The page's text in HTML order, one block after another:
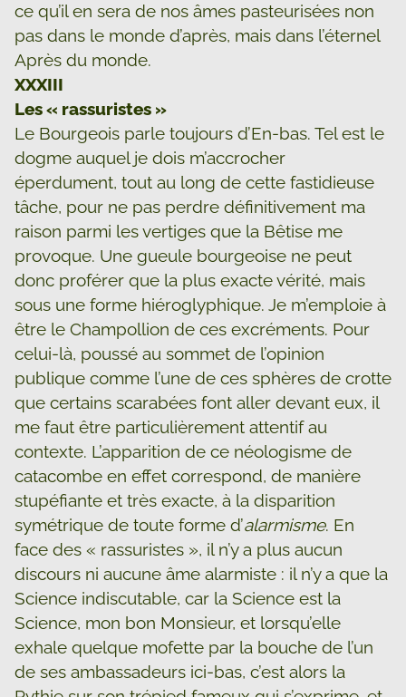
ce qu’il en sera de nos âmes pasteurisées non
pas dans le monde d’après, mais dans l’éternel
Après du monde.
XXXIII
Les « rassuristes »
Le Bourgeois parle toujours d’En-bas. Tel est le
dogme auquel je dois m’accrocher
éperdument, tout au long de cette fastidieuse
tâche, pour ne pas perdre définitivement ma
raison parmi les vertiges que la Bêtise me
provoque. Une gueule bourgeoise ne peut
donc proférer que la plus exacte vérité, mais
sous une forme hiéroglyphique. Je m’emploie à
être le Champollion de ces excréments. Pour
celui-là, poussé au sommet de l’opinion
publique comme l’une de ces sphères de crotte
que certains scarabées font aller devant eux, il
me faut être particulièrement attentif au
contexte. L’apparition de ce néologisme de
catacombe en effet correspond, de manière
stupéfiante et très exacte, à la disparition
symétrique de toute forme d’alarmisme. En
face des « rassuristes », il n’y a plus aucun
discours ni aucune âme alarmiste : il n’y a que la
Science indiscutable, car la Science est la
Science, mon bon Monsieur, et lorsqu’elle
exhale quelque mofette par la bouche de l’un
de ses ambassadeurs ici-bas, c’est alors la